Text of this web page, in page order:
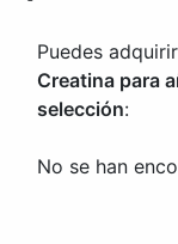
Puedes
Creatina para
selección:
No se han